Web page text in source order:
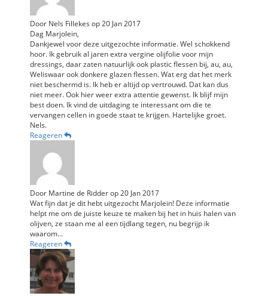
Door Nels Fillekes op20 Jan 2017
Dag Marjolein,
Dankjewel voor deze uitgezochte informatie. Wel schokkend
hoor. Ik gebruik al jaren extra vergine olijfolie voor mijn
dressings, daar zaten natuurlijk ook plastic flessen bij, au, au,
Weliswaar ook donkere glazen flessen. Wat erg dat het merk
niet beschermd is. Ik heb er altijd op vertrouwd. Dat kan dus
niet meer. Ook hier weer extra attentie gewenst. Ik blijf mijn
best doen. Ik vind de uitdaging te interessant om die te
vervangen cellen in goede staat te krijgen. Hartelijke groet.
Nels.
Reageren
Door Martine de Ridderop20 Jan 2017
Wat fijn dat je dit hebt uitgezocht Marjolein! Deze informatie
helpt me om de juiste keuze te maken bij het in huis halen van
olijven, ze staan me al een tijdlang tegen, nu begrijp ik
waarom...
Reageren